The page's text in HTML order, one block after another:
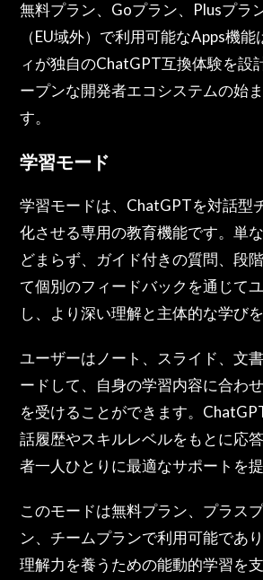
無料プラン、Goプラン、Plusプラ
（EU域外）で利用可能なApps機
ィが独自のChatGPT互換体験を設
ープンな開発者エコシステムの始
す。
学習モード
学習モードは、ChatGPTを対話型
化させる専用の教育機能です。単
どまらず、ガイド付きの質問、段
て個別のフィードバックを通じて
し、より深い理解と主体的な学びを
ユーザーはノート、スライド、文
ードして、自身の学習内容に合わ
を受けることができます。
話履歴やスキルレベルをもとに応
者一人ひとりに最適なサポートを提
このモードは無料プラン、プラス
ン、チームプランで利用可能であ
理解力を養うための能動的学習を